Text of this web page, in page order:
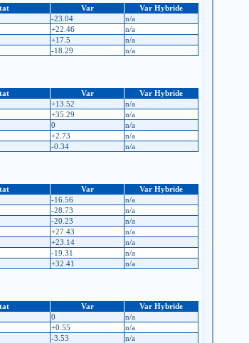
Var
Var Hybride
-23.04
n/a
+22.46
n/a
+17.5
n/a
-18.29 n/a
Var
Var Hybride
+13.52
n/a
+35.29
n/a
0
n/a
+2.73
n/a
-0.34 n/a
Var
Var Hybride
-16.56
n/a
-28.73
n/a
-20.23
n/a
+27.43
n/a
+23.14
n/a
-19.31
n/a
+32.41 n/a
Var
Var Hybride
0
n/a
+0.55
n/a
-3.53
n/a